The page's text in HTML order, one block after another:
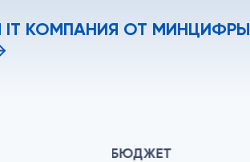
IT КОМПАНИЯ ОТ МИНЦИФРЫ
БЮДЖЕТ